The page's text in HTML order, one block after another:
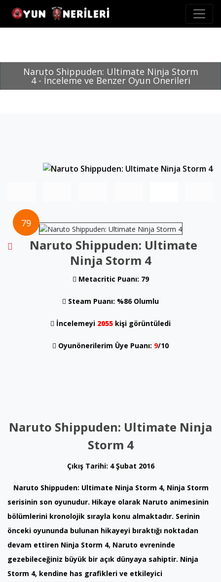
Naruto Shippuden: Ultimate Ninja Storm
4 - İnceleme ve Benzer Oyun Önerileri
79
Naruto Shippuden: Ultimate
Ninja Storm 4
Metacritic Puanı: 79
Steam Puanı: %86 Olumlu
İncelemeyi 2055 kişi görüntüledi
Oyunönerilerim Üye Puanı: 9/10
Naruto Shippuden: Ultimate Ninja
Storm 4
Çıkış Tarihi: 4 Şubat 2016
Naruto Shippuden: Ultimate Ninja Storm 4, Ninja Storm
serisinin son oyunudur. Hikaye olarak Naruto animesinin
bölümlerini kronolojik sırayla konu almaktadır. Serinin
önceki oyununda bulunan hikayeyi bıraktığı noktadan
devam ettiren Ninja Storm 4, Naruto evreninde
gezebileceğiniz büyük bir açık dünyaya sahiptir. Ninja
Storm 4, kendine has grafikleri ve etkileyici